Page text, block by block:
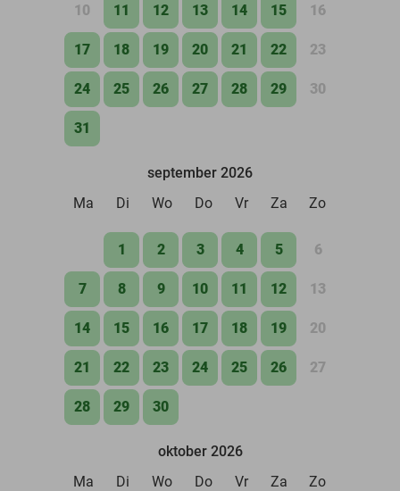
10 11 12 13 14 15 16
17 18 19 20 21 22 23
24 25 26 27 28 29 30
31
september 2026
Ma
Di Wo Do Vr Za Zo
1 2 3 4 5 6
7 8 9 10 11 12 13
14 15 16 17 18 19 20
21 22 23 24 25 26 27
28 29 30
oktober 2026
Ma
Di Wo Do Vr Za Zo